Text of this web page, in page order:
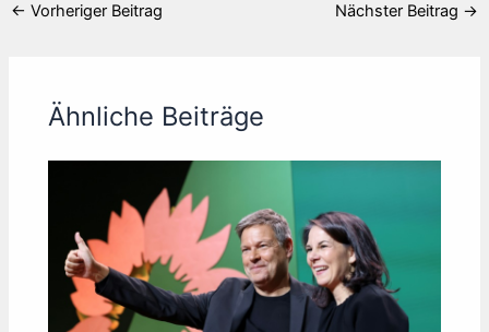
← Vorheriger Beitrag Nächster Beitrag →
Ähnliche Beiträge